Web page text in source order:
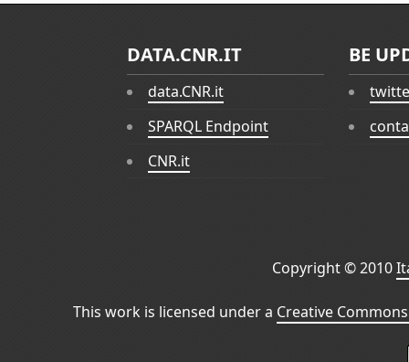
DATA.CNR.IT
data.CNR.it
SPARQL Endpoint
CNR.it
BE
Copyright © 2010
This work is licensed under a Creative